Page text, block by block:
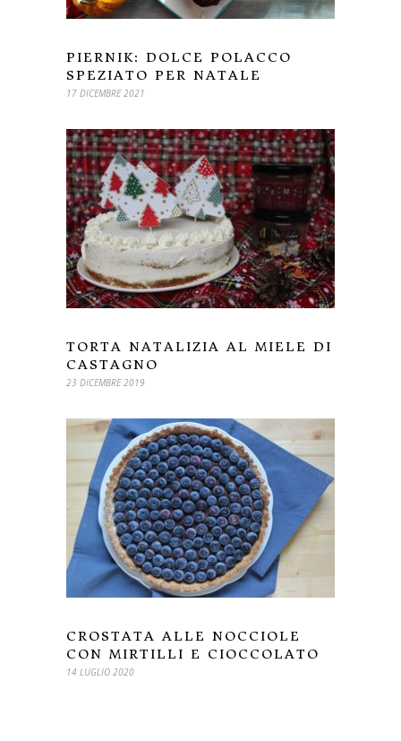
PIERNIK: DOLCE POLACCO
SPEZIATO PER NATALE
17 DICEMBRE 2021
TORTA NATALIZIA AL MIELE DI
CASTAGNO
23 DICEMBRE 2019
CROSTATA ALLE NOCCIOLE
CON MIRTILLI E CIOCCOLATO
14 LUGLIO 2020